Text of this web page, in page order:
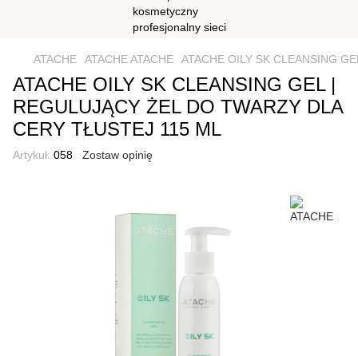
ATACHE ATACHE ATACHE ATACHE OILY SK CLEANSING
ATACHE OILY SK CLEANSING GEL |
REGULUJĄCY ŻEL DO TWARZY DLA
CERY TŁUSTEJ 115 ML
Artykuł: 058 Zostaw opinię